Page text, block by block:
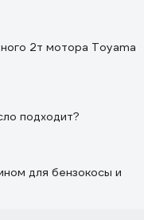
2т мотора Toyama
подходит?
для бензокосы и